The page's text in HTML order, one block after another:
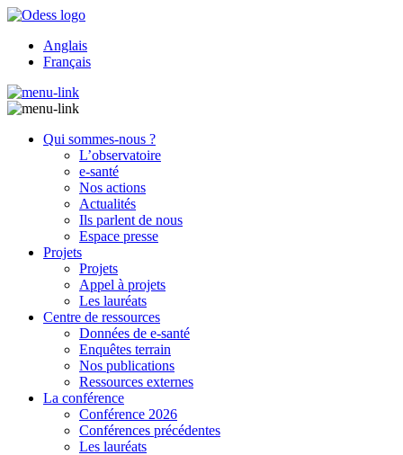
Anglais
Français
Qui sommes-nous ?
L’observatoire
e-santé
Nos actions
Actualités
Ils parlent de nous
Espace presse
Projets
Projets
Appel à projets
Les lauréats
Centre de ressources
Données de e-santé
Enquêtes terrain
Nos publications
Ressources externes
La conférence
Conférence 2026
Conférences précédentes
Les lauréats